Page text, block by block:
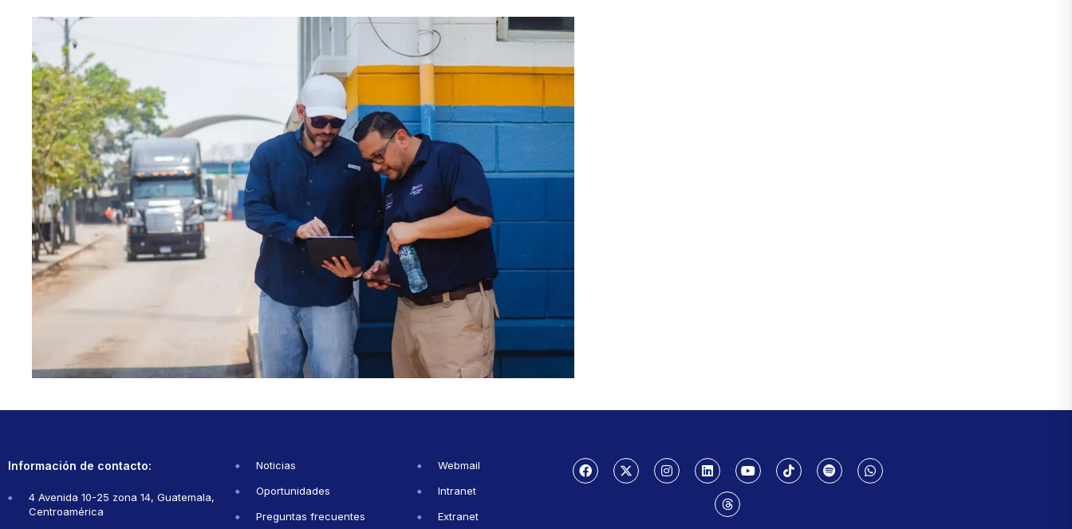
Información de contacto:
4 Avenida 10-25 zona 14, Guatemala,
Centroamérica
Noticias
Oportunidades
Preguntas frecuentes
Webmail
Intranet
Extranet